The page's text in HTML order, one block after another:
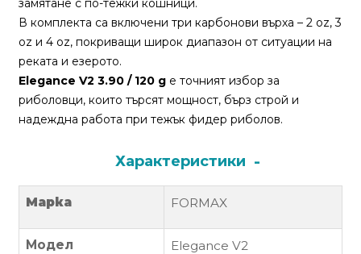
Условия
за
ползване
Политика
за
поверителност
използване
“бисквитки”
замятане с по-тежки кошници.
В комплекта са включени три карбонови върха – 2 oz, 3
oz и 4 oz, покриващи широк диапазон от ситуации на
реката и езерото.
Elegance V2 3.90 / 120 g е точният избор за
риболовци, които търсят мощност, бърз строй и
надеждна работа при тежък фидер риболов.
Характеристики
Марка FORMAX
Модел Elegance V2